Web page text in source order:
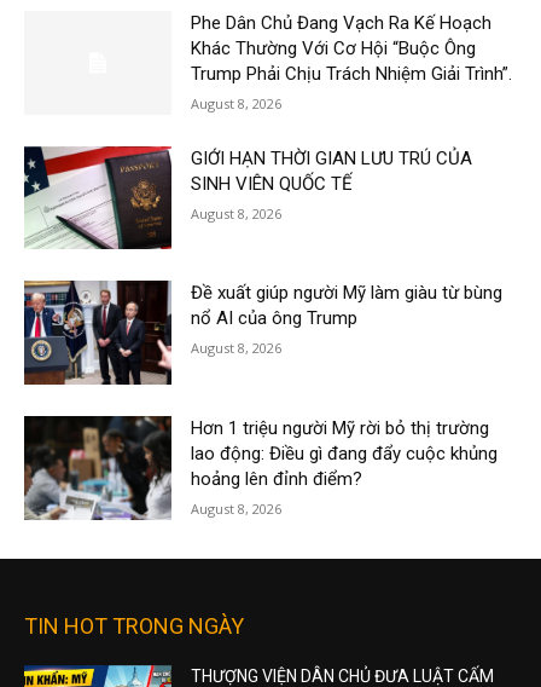
Phe Dân Chủ Đang Vạch Ra Kế Hoạch
Khác Thường Với Cơ Hội “Buộc Ông
Trump Phải Chịu Trách Nhiệm Giải Trình”.
August 8, 2026
GIỚI HẠN THỜI GIAN LƯU TRÚ CỦA
SINH VIÊN QUỐC TẾ
August 8, 2026
Đề xuất giúp người Mỹ làm giàu từ bùng
nổ AI của ông Trump
August 8, 2026
Hơn 1 triệu người Mỹ rời bỏ thị trường
lao động: Điều gì đang đẩy cuộc khủng
hoảng lên đỉnh điểm?
August 8, 2026
TIN HOT TRONG NGÀY
THƯỢNG VIỆN DÂN CHỦ ĐƯA LUẬT CẤM